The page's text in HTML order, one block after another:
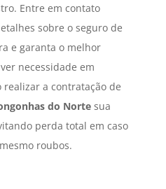
Entre em contato
sobre o seguro de
e garanta o melhor
necessidade em
realizar a contratação de
do Nortesua
perda total em caso
roubos.